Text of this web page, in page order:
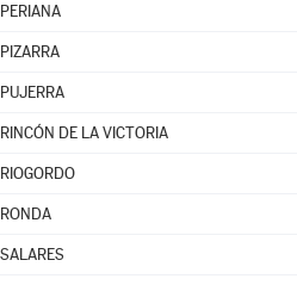
PERIANA
PIZARRA
PUJERRA
RINCÓN DE LA VICTORIA
RIOGORDO
RONDA
SALARES